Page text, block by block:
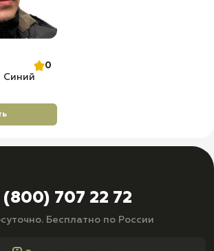
0
Синий
(800) 707 22 72
Бесплатно по России